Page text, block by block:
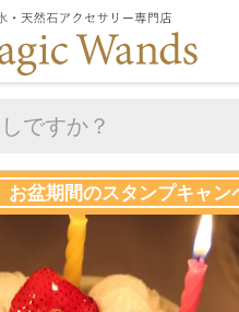
お盆期間のスタンプキャン